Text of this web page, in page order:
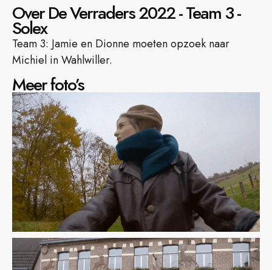
Over De Verraders 2022 - Team 3 -
Solex
Team 3: Jamie en Dionne moeten opzoek naar
Michiel in Wahlwiller.
Meer foto’s